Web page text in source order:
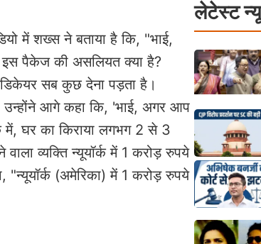
में शख्स ने बताया है कि, "भाई,
इस पैकेज की असलियत क्या है?
सब कुछ देना पड़ता है।
आगे कहा ​कि, 'भाई, अगर आप
में, घर का किराया लगभग 2 से 3
व्यक्ति न्यूयॉर्क में 1 करोड़ रुपये
(अमेरिका) में 1 करोड़ रुपये
लेटेस्ट